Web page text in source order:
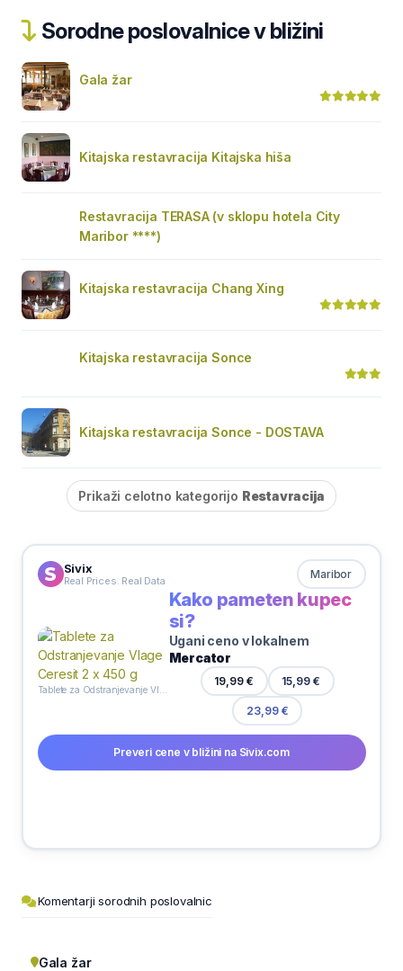
Sorodne poslovalnice v bližini
Gala žar
Kitajska restavracija Kitajska hiša
Restavracija TERASA (v sklopu hotela City
Maribor ****)
Kitajska restavracija Chang Xing
Kitajska restavracija Sonce
Kitajska restavracija Sonce - DOSTAVA
Prikaži celotno kategorijo Restavracija
Sivix
Real Prices. Real Data Maribor
Kako pameten kupec
si?
Ugani ceno v lokalnem
Mercator
19,99 € 15,99 €
23,99 €
Preveri cene v bližini na Sivix.com
Komentarji sorodnih poslovalnic
Gala žar